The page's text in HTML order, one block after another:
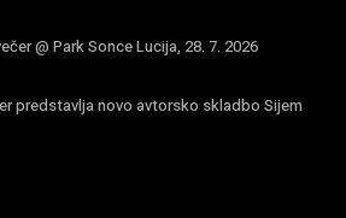
@ Park Sonce Lucija, 28. 7. 2026
predstavlja novo avtorsko skladbo Sijem